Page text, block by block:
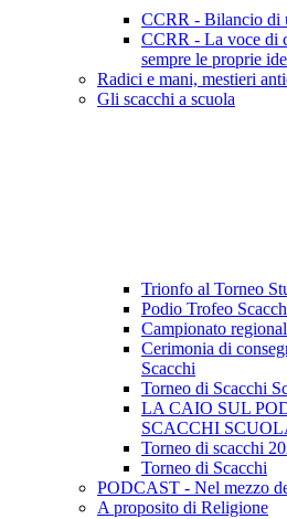
CCRR - Bilancio di
CCRR - La voce di
sempre le proprie
Radici e mani, mestieri
Gli scacchi a scuola
Trionfo al Torneo
Podio Trofeo
Campionato
Cerimonia di
Scacchi
Torneo di Scacchi
LA CAIO SUL
SCACCHI
Torneo di scacchi
Torneo di Scacchi
PODCAST - Nel mezzo
A proposito di Religione